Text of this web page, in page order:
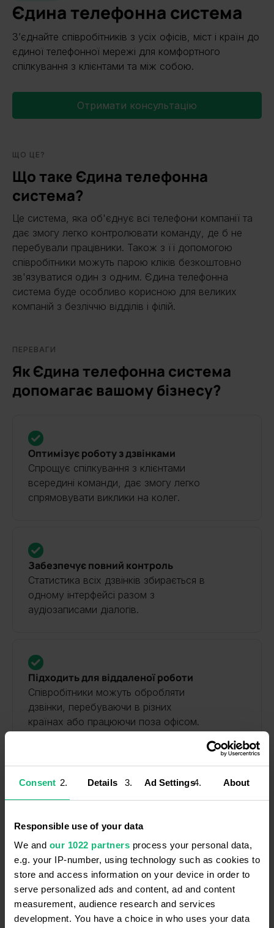
Consent Details Ad Settings About
Responsible use of your data
We and our 1022 partners process your personal data,
e.g. your IP-number, using technology such as cookies to
store and access information on your device in order to
serve personalized ads and content, ad and content
measurement, audience research and services
development. You have a choice in who uses your data
Єдина телефонна система
Зʼєднайте співробітників з усіх офісів, міст і країн до
єдиної телефонної мережі для комфортного
спілкування з клієнтами та між собою.
Отримати консультацію
ЩО ЦЕ?
Що таке Єдина телефонна
система?
Це система, яка об'єднує всі телефони компанії та
дає змогу легко контролювати команду, де б не
перебували працівники. Також з її допомогою
співробітники можуть парою кліків безкоштовно
зв'язуватися один з одним. Єдина телефонна
система буде особливо корисною для великих
компаній з безліччю відділів і філій.
ПЕРЕВАГИ
Як Єдина телефонна система
допомагає вашому бізнесу?
Оптимізує роботу з дзвінками
Спрощує спілкування з клієнтами
всередині команди, дає змогу легко
спрямовувати виклики на колег.
Забезпечує повний контроль
Статистика всіх дзвінків збирається в
одному інтерфейсі разом з
аудіозаписами діалогів.
Підходить для віддаленої роботи
Співробітники можуть обробляти
дзвінки, перебуваючи в різних
країнах або працюючи поза офісом.
цю функцію?
Зв'яжіться з нашим відділом продажів та
отримайте консультацію
Отримати консультацію